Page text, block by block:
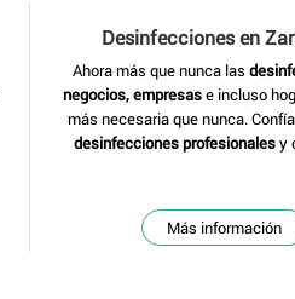
Desinfeccionesen
Ahora más que nunca las
negocios, empresase incluso
más necesaria que nunca.
desinfecciones profesionalesy
Más información